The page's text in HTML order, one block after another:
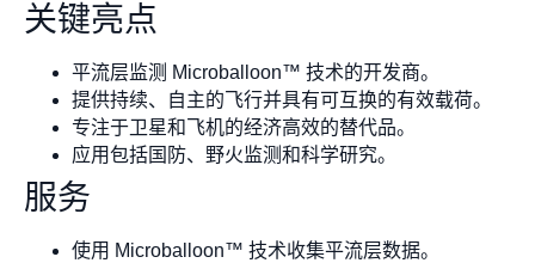
关键亮点
平流层监测 Microballoon™ 技术的开发商。
提供持续、自主的飞行并具有可互换的有效载荷。
专注于卫星和飞机的经济高效的替代品。
应用包括国防、野火监测和科学研究。
服务
使用 Microballoon™ 技术收集平流层数据。